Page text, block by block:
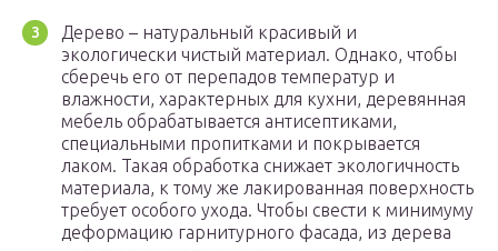
Дерево – натуральный красивый и
экологически чистый материал. Однако, чтобы
сберечь его от перепадов температур и
влажности, характерных для кухни, деревянная
мебель обрабатывается антисептиками,
специальными пропитками и покрывается
лаком. Такая обработка снижает экологичность
материала, к тому же лакированная поверхность
требует особого ухода. Чтобы свести к минимуму
деформацию гарнитурного фасада, из дерева